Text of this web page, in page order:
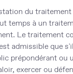
du traitement
temps à un
Le traitement
admissible que
prépondérant ou
exercer ou